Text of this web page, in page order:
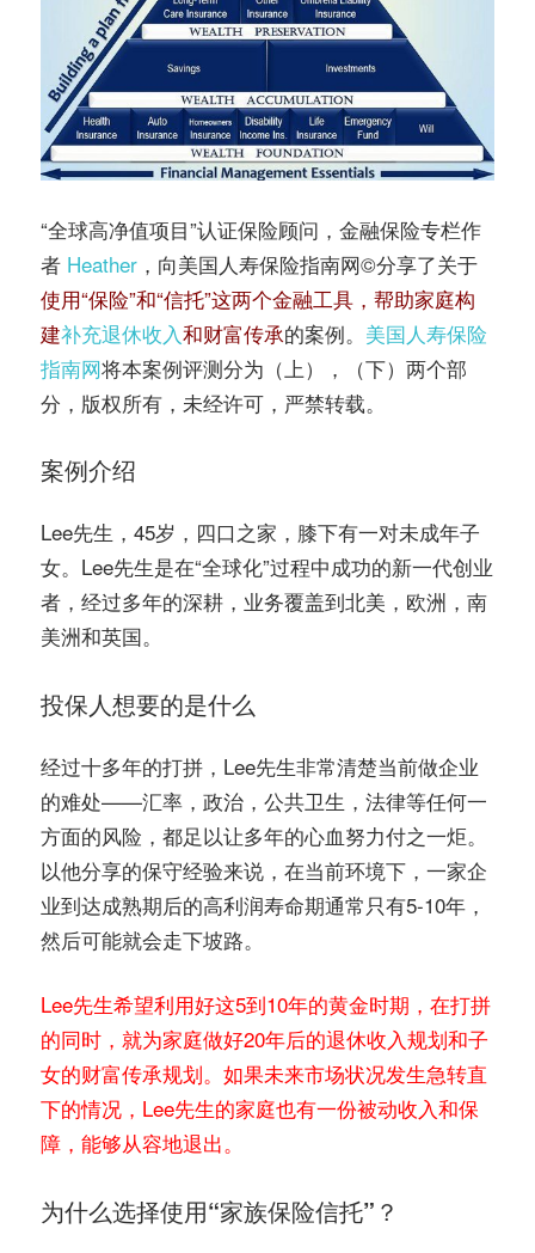
“全球高净值项目”认证保险顾问，金融保险专栏作
者 Heather ，向美国人寿保险指南网©️分享了关于
使用“保险”和“信托”这两个金融工具，帮助家庭构
建补充退休收入和财富传承的案例。 美国人寿保险
指南网将本案例评测分为（上），（下）两个部
分，版权所有，未经许可，严禁转载。
案例介绍
Lee先生，45岁，四口之家，膝下有一对未成年子
女。Lee先生是在“全球化”过程中成功的新一代创业
者，经过多年的深耕，业务覆盖到北美，欧洲，南
美洲和英国。
投保人想要的是什么
经过十多年的打拼，Lee先生非常清楚当前做企业
的难处——汇率，政治，公共卫生，法律等任何一
方面的风险，都足以让多年的心血努力付之一炬。
以他分享的保守经验来说，在当前环境下，一家企
业到达成熟期后的高利润寿命期通常只有5-10年，
然后可能就会走下坡路。
Lee先生希望利用好这5到10年的黄金时期，在打拼
的同时，就为家庭做好20年后的退休收入规划和子
女的财富传承规划。如果未来市场状况发生急转直
下的情况，Lee先生的家庭也有一份被动收入和保
障，能够从容地退出。
为什么选择使用“家族保险信托”？